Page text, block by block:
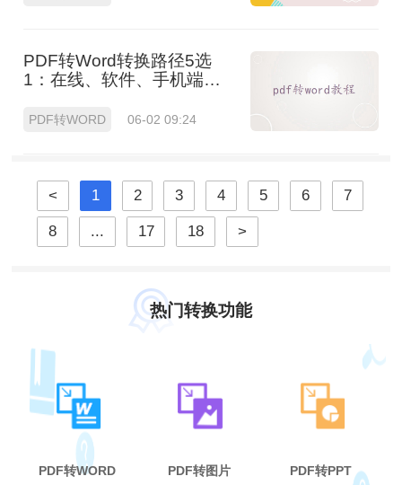
PDF转Word转换路径5选
1：在线、软件、手机端各
PDF转WORD 06-02 09:24
< 1 2 3 4 5 6 7
8 ... 17 18 >
热门转换功能
PDF转WORD PDF转图片 PDF转PPT